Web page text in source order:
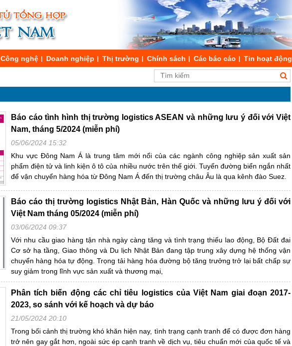
Công nghệ Doanh nghiệp Thị trường Chính sách Các báo cáo Tin hoạt động
Báo cáo tình hình thị trường logistics ASEAN và những lưu ý đối với Việt
Nam, tháng 5/2024 (miễn phí)
05/06/2024 15:32
Khu vực Đông Nam Á là trung tâm mới nổi của các ngành công nghiệp sản xuất sản
phẩm điện tử và linh kiện ô tô của nhiều nước trên thế giới. Tuyến đường biển ngắn nhất
để vận chuyển hàng hóa từ Đông Nam Á đến thị trường châu Âu là qua kênh đào Suez.
Báo cáo thị trường logistics Nhật Bản, Hàn Quốc và những lưu ý đối với
Việt Nam tháng 05/2024 (miễn phí)
03/06/2024 09:37
Với nhu cầu giao hàng tận nhà ngày càng tăng và tình trạng thiếu lao động, Bộ Đất đai
Cơ sở hạ tầng, Giao thông và Du lịch Nhật Bản đang tập trung xây dựng hệ thống vận
chuyển hàng hóa tự động. Trọng tải hàng hóa đường bộ tăng trưởng trở lại bất chấp sự
suy giảm trong lĩnh vực sản xuất và thương mại,
Phân tích biến động các chỉ tiêu logistics của Việt Nam giai đoạn 2017-
2023, so sánh với kế hoạch và dự báo
21/05/2024 20:10
Trong bối cảnh thị trường khó khăn hiện nay, tình trạng cạnh tranh để có được đơn hàng
trở nên gay gắt hơn, ngoài sức ép cạnh tranh về dịch vụ, tiêu chuẩn mới của quốc tế và